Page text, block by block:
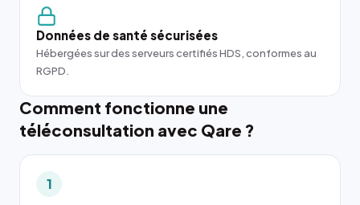
Données de santé sécurisées
Hébergées sur des serveurs certifiés HDS, conformes au
RGPD.
Comment fonctionne une
téléconsultation avec Qare ?
1